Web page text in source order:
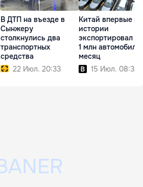
В ДТП на въезде в
Сынжеру
столкнулись два
транспортных
средства
22 Июл. 20:33
Китай впервые в
истории
экспортировал
1 млн
месяц
15 Июл. 08:39